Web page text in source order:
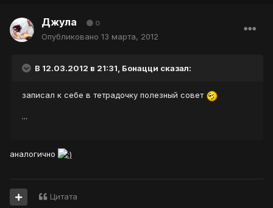
Джула 0
Опубликовано 13 марта, 2012
В 12.03.2012 в 21:31, Бонацци сказал:
записал к себе в тетрадочку полезный совет
...
аналогично
Цитата